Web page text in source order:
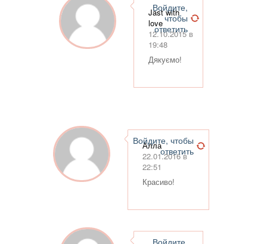
Jast with
love
12.10.2015 в
19:48
Дякуємо!
Войдите,
чтобы
ответить
Алла
22.01.2016 в
22:51
Красиво!
Войдите, чтобы
ответить
Войдите,